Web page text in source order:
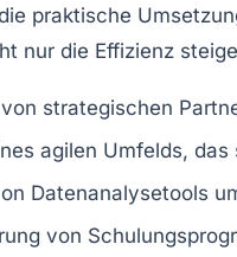
praktische
nur die Effizienz
strategischen
agilen Umfelds, das
Datenanalysetools
von